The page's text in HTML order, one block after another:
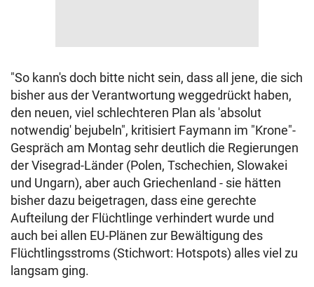
"So kann's doch bitte nicht sein, dass all jene, die sich
bisher aus der Verantwortung weggedrückt haben,
den neuen, viel schlechteren Plan als 'absolut
notwendig' bejubeln", kritisiert Faymann im "Krone"-
Gespräch am Montag sehr deutlich die Regierungen
der Visegrad-Länder (Polen, Tschechien, Slowakei
und Ungarn), aber auch Griechenland - sie hätten
bisher dazu beigetragen, dass eine gerechte
Aufteilung der Flüchtlinge verhindert wurde und
auch bei allen EU-Plänen zur Bewältigung des
Flüchtlingsstroms (Stichwort: Hotspots) alles viel zu
langsam ging.